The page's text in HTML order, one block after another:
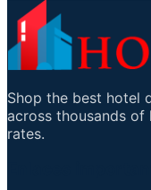
Shop the best hotel
across thousands
rates.